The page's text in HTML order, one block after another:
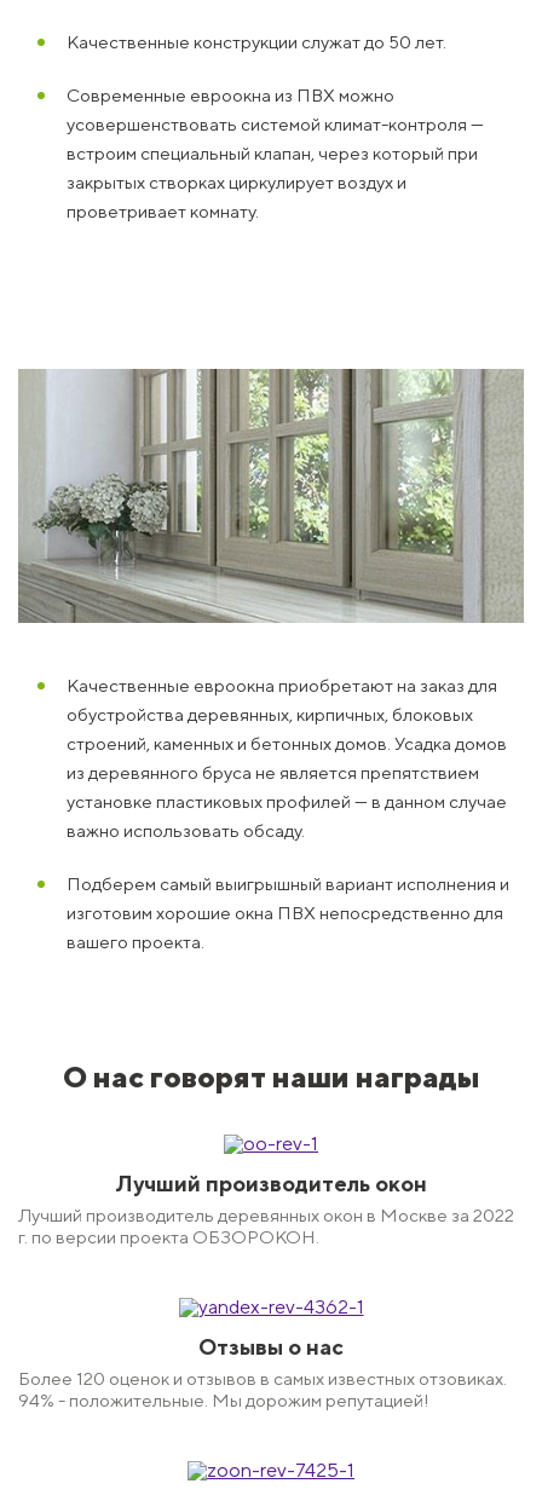
Качественные конструкции служат до 50 лет.
Современные евроокна из ПВХ можно
усовершенствовать системой климат-контроля —
встроим специальный клапан, через который при
закрытых створках циркулирует воздух и
проветривает комнату.
Качественные евроокна приобретают на заказ для
обустройства деревянных, кирпичных, блоковых
строений, каменных и бетонных домов. Усадка домов
из деревянного бруса не является препятствием
установке пластиковых профилей — в данном случае
важно использовать обсаду.
Подберем самый выигрышный вариант исполнения и
изготовим хорошие окна ПВХ непосредственно для
вашего проекта.
О нас говорят наши награды
Лучший производитель окон
Лучший производитель деревянных окон в Москве за 2022
г. по версии проекта ОБЗОРОКОН.
Отзывы о нас
Более 120 оценок и отзывов в самых известных отзовиках.
94% - положительные. Мы дорожим репутацией!